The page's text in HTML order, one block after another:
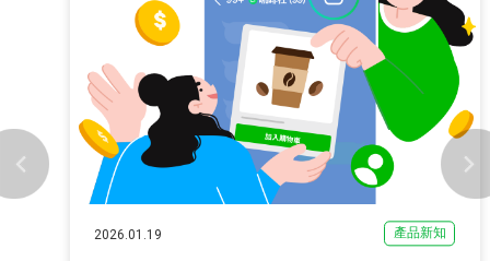
2026.01.19 產品新知